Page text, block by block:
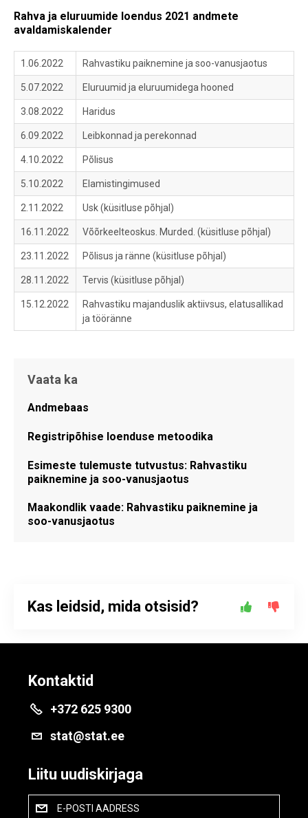
Rahva ja eluruumide loendus 2021 andmete
avaldamiskalender
1.06.2022 Rahvastiku paiknemine ja soo-vanusjaotus
5.07.2022 Eluruumid ja eluruumidega hooned
3.08.2022 Haridus
6.09.2022 Leibkonnad ja perekonnad
4.10.2022 Põlisus
5.10.2022 Elamistingimused
2.11.2022 Usk (küsitluse põhjal)
16.11.2022 Võõrkeelteoskus. Murded. (küsitluse põhjal)
23.11.2022 Põlisus ja ränne (küsitluse põhjal)
28.11.2022 Tervis (küsitluse põhjal)
15.12.2022
Rahvastiku majanduslik aktiivsus, elatusallikad
ja tööränne
Vaata ka
Andmebaas
Registripõhise loenduse metoodika
Esimeste tulemuste tutvustus: Rahvastiku
paiknemine ja soo-vanusjaotus
Maakondlik vaade: Rahvastiku paiknemine ja
soo-vanusjaotus
Kas leidsid, mida otsisid?
Kontaktid
+372 625 9300
stat@stat.ee
Liitu uudiskirjaga
E-POSTI AADRESS